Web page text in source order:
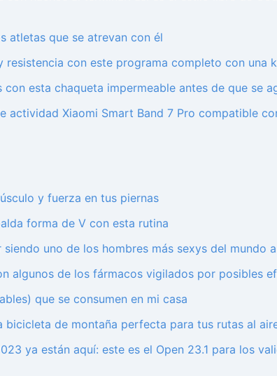
atletas que se atrevan con él
con este programa completo con una
esta chaqueta impermeable antes de que se
actividad Xiaomi Smart Band 7 Pro compatible
y fuerza en tus piernas
forma de V con esta rutina
uno de los hombres más sexys del mundo
algunos de los fármacos vigilados por posibles
que se consumen en mi casa
bicicleta de montaña perfecta para tus rutas al
ya están aquí: este es el Open 23.1 para los